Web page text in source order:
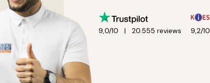
9,0/10 20.555 reviews 9,2/10